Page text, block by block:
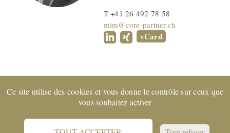
T +41 26 492 78 58
mim@core-partner.ch
vCard
Entreprise certifiée EXPERTsuisseet membre de FIDUCIAIRE
| SUISSE © 2022 CORE Partenaires SA
Impressum
Ce site utilise des cookies et vous donne le contrôle sur ceux que
vous souhaitez activer